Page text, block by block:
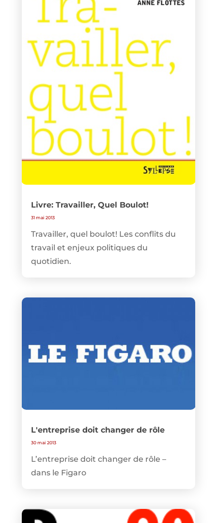
Livre: Travailler, Quel Boulot!
31 mai 2013
Travailler, quel boulot! Les conflits du
travail et enjeux politiques du
quotidien.
L'entreprise doit changer de rôle
30 mai 2013
L’entreprise doit changer de rôle –
dans le Figaro